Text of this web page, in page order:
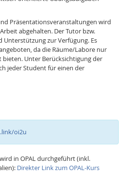
Präsentationsveranstaltungen wird
abgehalten. Der Tutor bzw.
Unterstützung zur Verfügung. Es
da die Räume/Labore nur
Unter Berücksichtigung der
jeder Student für einen der
oi2u
in OPAL durchgeführt (inkl.
Direkter Link zum OPAL-Kurs